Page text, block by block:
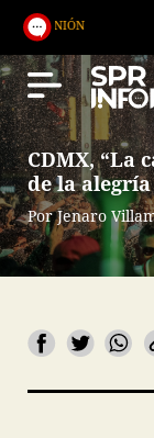
ARTÍCULOS
CDMX, “La
de la
Por Jenaro